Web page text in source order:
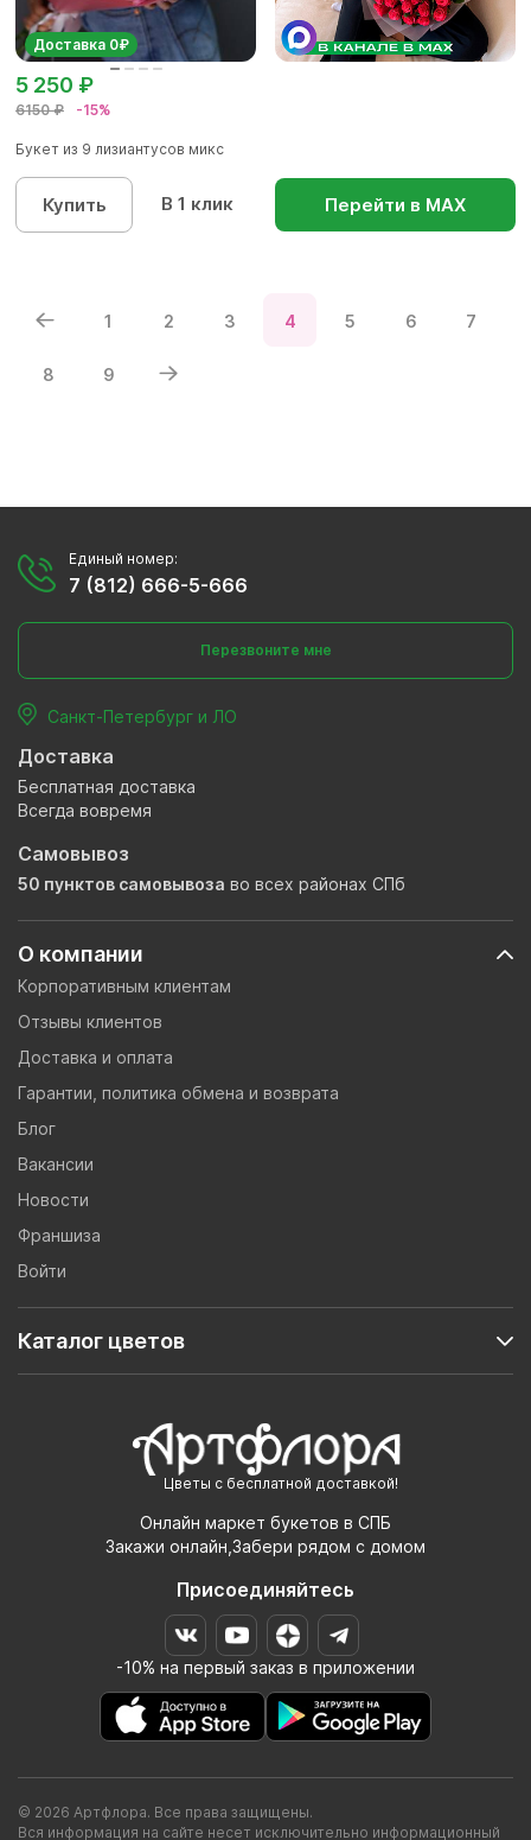
Доставка 0₽
6150 ₽ -15%
5 250 ₽
Букет из 9 лизиантусов микс
Купить В 1 клик Перейти в МАХ
1 2 3 4 5 6 7
8 9
Цветы с бесплатной доставкой!
Онлайн маркет букетов в СПБ
Закажи онлайн,Забери рядом с домом
Присоединяйтесь
-10% на первый заказ в приложении
О компании
Корпоративным клиентам
Отзывы клиентов
Доставка и оплата
Гарантии, политика обмена и возврата
Блог
Вакансии
Новости
Франшиза
Войти
Каталог цветов
Единый номер:
7 (812) 666-5-666
Перезвоните мне
Санкт-Петербург и ЛО
Доставка
Бесплатная доставка
Всегда вовремя
Самовывоз
50 пунктов самовывоза во всех районах СПб
© 2026 Артфлора. Все права защищены.
Вся информация на сайте несет исключительно информационный